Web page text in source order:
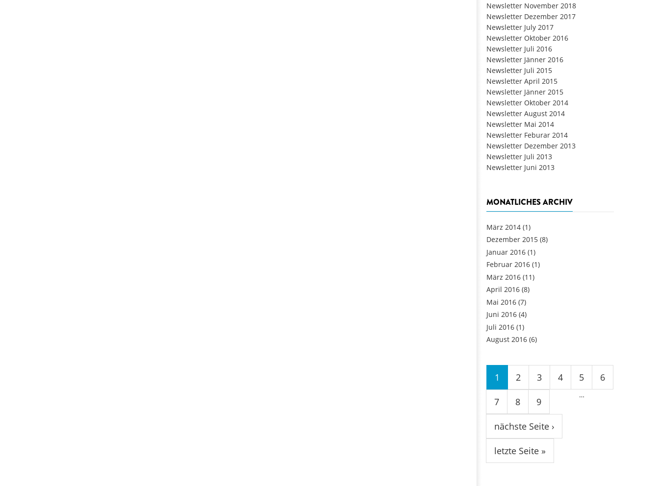
Newsletter November 2018
Newsletter Dezember 2017
Newsletter July 2017
Newsletter Oktober 2016
Newsletter Juli 2016
Newsletter Jänner 2016
Newsletter Juli 2015
Newsletter April 2015
Newsletter Jänner 2015
Newsletter Oktober 2014
Newsletter August 2014
Newsletter Mai 2014
Newsletter Feburar 2014
Newsletter Dezember 2013
Newsletter Juli 2013
Newsletter Juni 2013
MONATLICHES ARCHIV
März 2014 (1)
Dezember 2015 (8)
Januar 2016 (1)
Februar 2016 (1)
März 2016 (11)
April 2016 (8)
Mai 2016 (7)
Juni 2016 (4)
Juli 2016 (1)
August 2016 (6)
Seiten
1 2 3 4 5 6
7 8 9
…
nächste Seite ›
letzte Seite »